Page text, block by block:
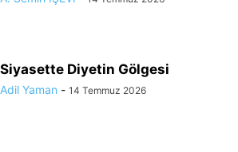
Siyasette Diyetin Gölgesi
Adil Yaman - 14 Temmuz 2026